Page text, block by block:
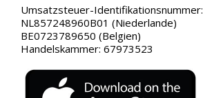
Umsatzsteuer-Identifikationsnummer:
NL857248960B01 (Niederlande)
BE0723789650 (Belgien)
Handelskammer: 67973523